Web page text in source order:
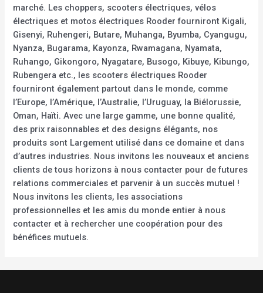
marché. Les choppers, scooters électriques, vélos
électriques et motos électriques Rooder fourniront Kigali,
Gisenyi, Ruhengeri, Butare, Muhanga, Byumba, Cyangugu,
Nyanza, Bugarama, Kayonza, Rwamagana, Nyamata,
Ruhango, Gikongoro, Nyagatare, Busogo, Kibuye, Kibungo,
Rubengera etc., les scooters électriques Rooder
fourniront également partout dans le monde, comme
l’Europe, l’Amérique, l’Australie, l’Uruguay, la Biélorussie,
Oman, Haïti. Avec une large gamme, une bonne qualité,
des prix raisonnables et des designs élégants, nos
produits sont Largement utilisé dans ce domaine et dans
d’autres industries. Nous invitons les nouveaux et anciens
clients de tous horizons à nous contacter pour de futures
relations commerciales et parvenir à un succès mutuel !
Nous invitons les clients, les associations
professionnelles et les amis du monde entier à nous
contacter et à rechercher une coopération pour des
bénéfices mutuels.